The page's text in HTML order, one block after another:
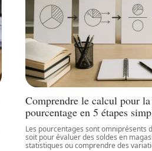
Comprendre le calcul pour
pourcentage en 5 étapes
Les pourcentages sont omniprésents
soit pour évaluer des soldes en
statistiques ou comprendre des